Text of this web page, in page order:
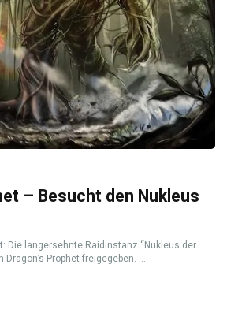
– Besucht den Nukleus
Die langersehnte Raidinstanz “Nukleus der
Prophet freigegeben. ...